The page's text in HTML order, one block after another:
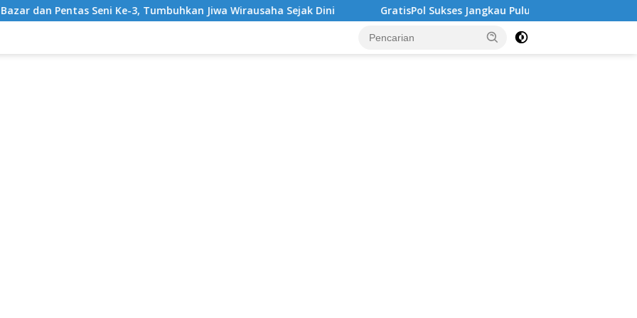
3, Tumbuhkan Jiwa Wirausaha Sejak Dini GratisPol Sukses Jangkau Puluhan Ribu Mahasiswa, Kampus Diminta